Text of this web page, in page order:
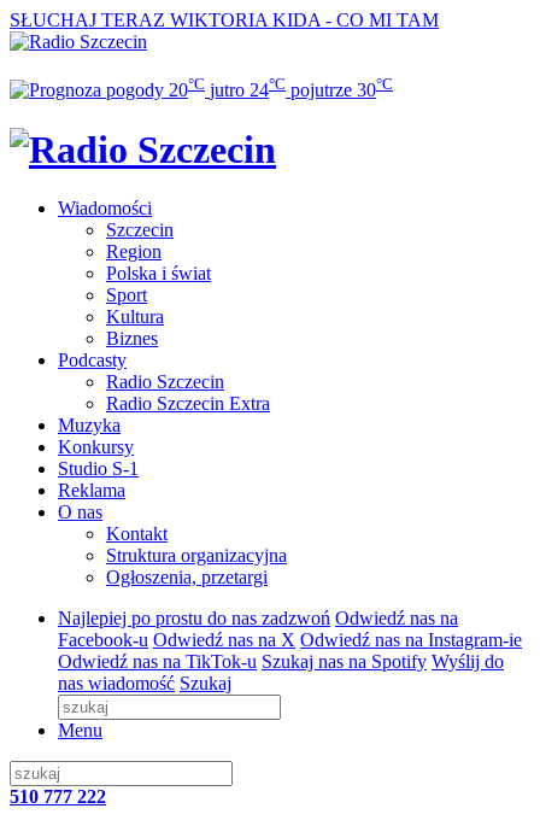
SŁUCHAJ TERAZ WIKTORIA KIDA - CO MI TAM
20°C jutro 24°C pojutrze 30°C
Wiadomości
Szczecin
Region
Polska i świat
Sport
Kultura
Biznes
Podcasty
Radio Szczecin
Radio Szczecin Extra
Muzyka
Konkursy
Studio S-1
Reklama
O nas
Kontakt
Struktura organizacyjna
Ogłoszenia, przetargi
Najlepiej po prostu do nas zadzwoń Odwiedź nas na
Facebook-u Odwiedź nas na X Odwiedź nas na Instagram-ie
Odwiedź nas na TikTok-u Szukaj nas na Spotify Wyślij do
nas wiadomość Szukaj
Menu
510 777 222